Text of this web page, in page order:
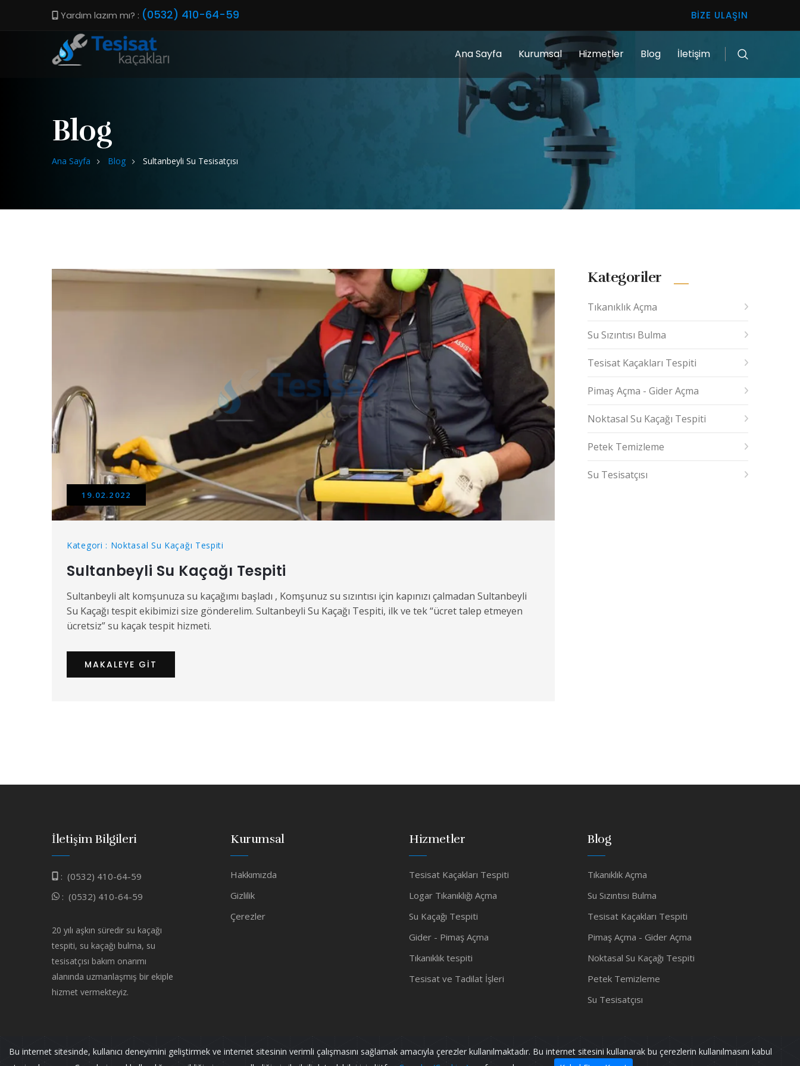
Bu internet sitesinde, kullanıcı deneyimini geliştirmek ve internet sitesinin verimli çalışmasını sağlamak amacıyla çerezler kullanılmaktadır. Bu internet sitesini kullanarak bu çerezlerin kullanılmasını kabul
Yardım lazım mı? : (0532) 410-64-59 BIZE ULAŞIN
Ana Sayfa Kurumsal Hizmetler Blog İletişim
Blog
Ana Sayfa Blog Sultanbeyli Su Tesisatçısı
19.02.2022
Kategori : Noktasal Su Kaçağı Tespiti
Sultanbeyli Su Kaçağı Tespiti
Sultanbeyli alt komşunuza su kaçağımı başladı , Komşunuz su sızıntısı için kapınızı çalmadan Sultanbeyli
Su Kaçağı tespit ekibimizi size gönderelim. Sultanbeyli Su Kaçağı Tespiti, ilk ve tek “ücret talep etmeyen
ücretsiz” su kaçak tespit hizmeti.
MAKALEYE GIT
Kategoriler
Tıkanıklık Açma
Su Sızıntısı Bulma
Tesisat Kaçakları Tespiti
Pimaş Açma - Gider Açma
Noktasal Su Kaçağı Tespiti
Petek Temizleme
Su Tesisatçısı
İletişim Bilgileri
: (0532) 410-64-59
: (0532) 410-64-59
20 yılı aşkın süredir su kaçağı
tespiti, su kaçağı bulma, su
tesisatçısı bakım onarımı
alanında uzmanlaşmış bir ekiple
hizmet vermekteyiz.
Kurumsal
Hakkımızda
Gizlilik
Çerezler
Hizmetler
Tesisat Kaçakları Tespiti
Logar Tıkanıklığı Açma
Su Kaçağı Tespiti
Gider - Pimaş Açma
Tıkanıklık tespiti
Tesisat ve Tadilat İşleri
Blog
Tıkanıklık Açma
Su Sızıntısı Bulma
Tesisat Kaçakları Tespiti
Pimaş Açma - Gider Açma
Noktasal Su Kaçağı Tespiti
Petek Temizleme
Su Tesisatçısı
Murat TESİSAT Tüm Hakları Saklıdır.